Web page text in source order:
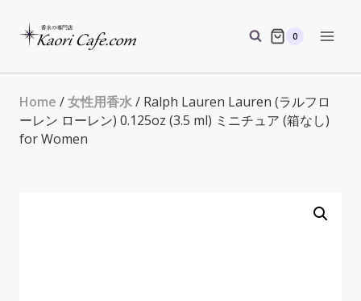
0
Home /女性用香水/ Ralph Lauren Lauren (ラルフロ
ーレン ローレン) 0.125oz (3.5 ml) ミニチュア (箱なし)
for Women